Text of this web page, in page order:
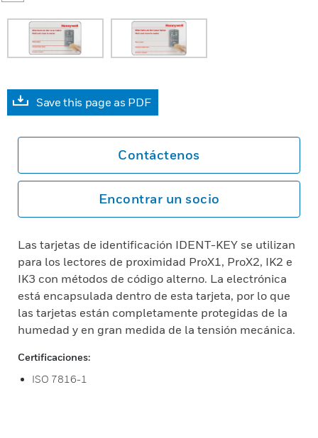
Save this page as PDF
Contáctenos
Encontrar un socio
Las tarjetas de identificación IDENT-KEY se utilizan
para los lectores de proximidad ProX1, ProX2, IK2 e
IK3 con métodos de código alterno. La electrónica
está encapsulada dentro de esta tarjeta, por lo que
las tarjetas están completamente protegidas de la
humedad y en gran medida de la tensión mecánica.
Certificaciones:
ISO 7816-1